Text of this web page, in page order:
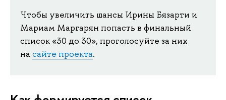
Чтобы увеличить шансы Ирины Бязарти и
Мариам Маргарян попасть в финальный
список «30 до 30», проголосуйте за них
на сайте проекта.